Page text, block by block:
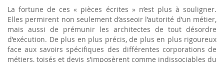
La fortune de ces « pièces écrites » n’est plus à souligner.
Elles permirent non seulement d’asseoir l’autorité d’un métier,
mais aussi de prémunir les architectes de tout désordre
d’exécution. De plus en plus précis, de plus en plus rigoureux
face aux savoirs spécifiques des différentes corporations de
métiers, toisés et devis s’imposèrent comme indissociables du